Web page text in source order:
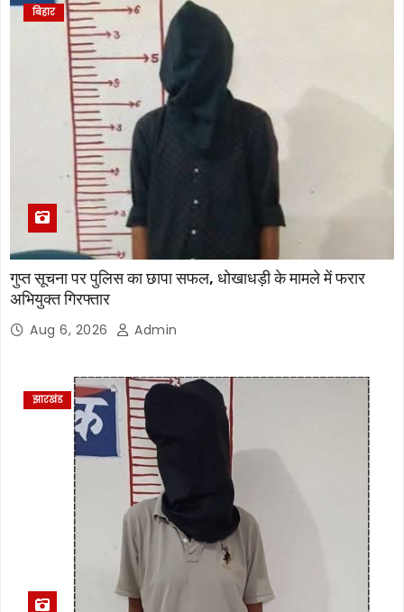
बिहार
गुप्त सूचना पर पुलिस का छापा सफल, धोखाधड़ी के मामले में फरार
अभियुक्त गिरफ्तार
Aug 6, 2026 Admin
झारखंड